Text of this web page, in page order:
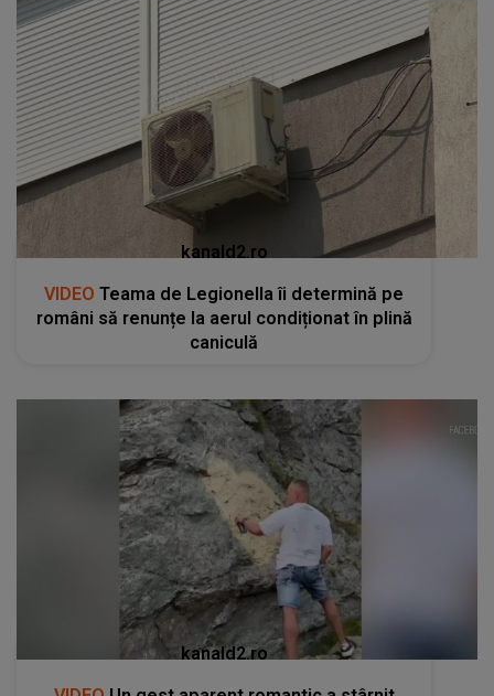
kanald2.ro
VIDEO Teama de Legionella îi determină pe
români să renunțe la aerul condiționat în plină
caniculă
kanald2.ro